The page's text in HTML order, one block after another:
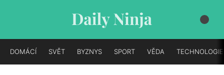
DOMÁCÍ SVĚT BYZNYS SPORT VĚDA TECHNOLOGIE